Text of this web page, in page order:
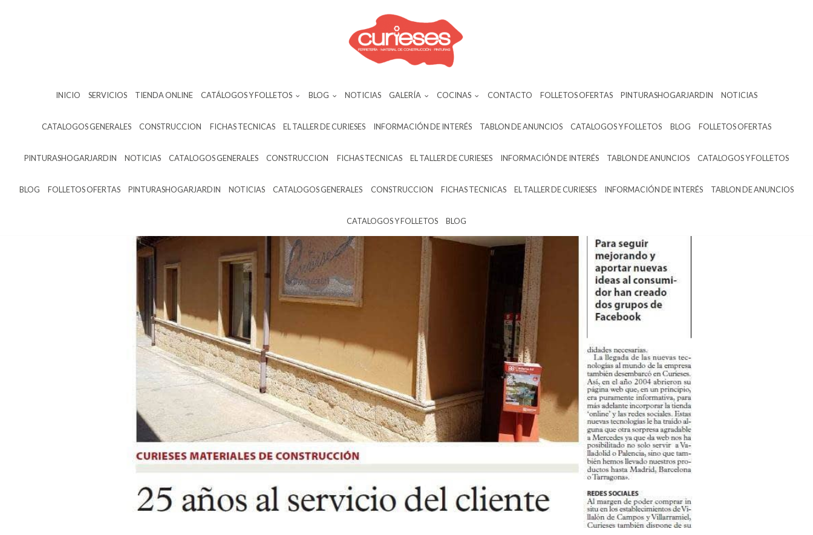
INICIO SERVICIOS TIENDA ONLINE CATÁLOGOS Y FOLLETOS BLOG NOTICIAS GALERÍA COCINAS CONTACTO FOLLETOS OFERTAS PINTURASHOGARJARDIN NOTICIAS
CATALOGOS GENERALES CONSTRUCCION FICHAS TECNICAS EL TALLER DE CURIESES INFORMACIÓN DE INTERÉS TABLON DE ANUNCIOS CATALOGOS Y FOLLETOS BLOG FOLLETOS OFERTAS
PINTURASHOGARJARDIN NOTICIAS CATALOGOS GENERALES CONSTRUCCION FICHAS TECNICAS EL TALLER DE CURIESES INFORMACIÓN DE INTERÉS TABLON DE ANUNCIOS CATALOGOS Y FOLLETOS
BLOG FOLLETOS OFERTAS PINTURASHOGARJARDIN NOTICIAS CATALOGOS GENERALES CONSTRUCCION FICHAS TECNICAS EL TALLER DE CURIESES INFORMACIÓN DE INTERÉS TABLON DE ANUNCIOS
CATALOGOS Y FOLLETOS BLOG